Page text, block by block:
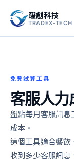
躍創科技
TRADEX-TECH
免費試算工具
客服人力
盤點每月客服訊息
成本。
這個工具適合餐飲
收到多少客服訊